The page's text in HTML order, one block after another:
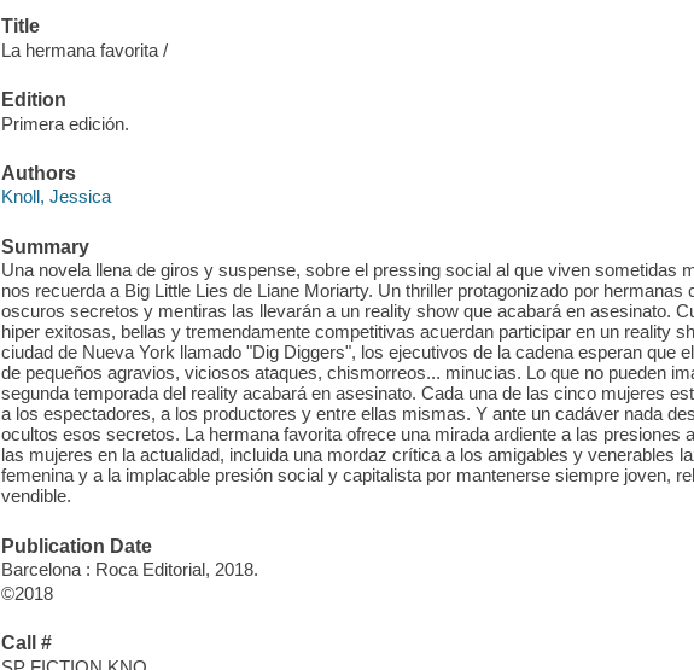
Title
La hermana favorita /
Edition
Primera edición.
Authors
Knoll, Jessica
Summary
Una novela llena de giros y suspense, sobre el pressing social al que viven sometidas
nos recuerda a Big Little Lies de Liane Moriarty. Un thriller protagonizado por hermanas
oscuros secretos y mentiras las llevarán a un reality show que acabará en asesinato.
hiper exitosas, bellas y tremendamente competitivas acuerdan participar en un reality
ciudad de Nueva York llamado "Dig Diggers", los ejecutivos de la cadena esperan que
de pequeños agravios, viciosos ataques, chismorreos... minucias. Lo que no pueden
segunda temporada del reality acabará en asesinato. Cada una de las cinco mujeres
a los espectadores, a los productores y entre ellas mismas. Y ante un cadáver nada
ocultos esos secretos. La hermana favorita ofrece una mirada ardiente a las presiones
las mujeres en la actualidad, incluida una mordaz crítica a los amigables y venerables
femenina y a la implacable presión social y capitalista por mantenerse siempre joven,
vendible.
Publication Date
Barcelona : Roca Editorial, 2018.
©2018
Call #